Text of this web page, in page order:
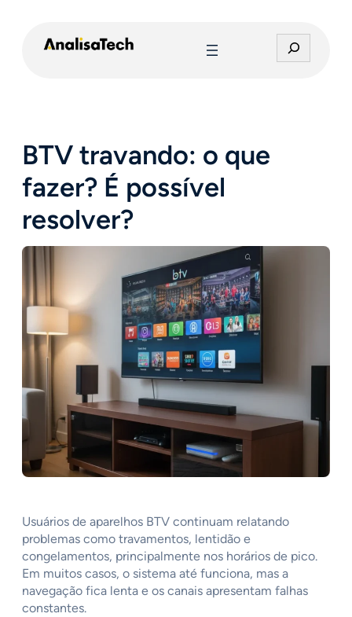
e
BTV travando: o que
fazer? É possível
resolver?
Usuários de aparelhos BTV continuam relatando
problemas como travamentos, lentidão e
congelamentos, principalmente nos horários de pico.
Em muitos casos, o sistema até funciona, mas a
navegação fica lenta e os canais apresentam falhas
constantes.